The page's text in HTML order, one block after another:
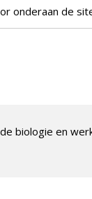
onderaan de
biologie en